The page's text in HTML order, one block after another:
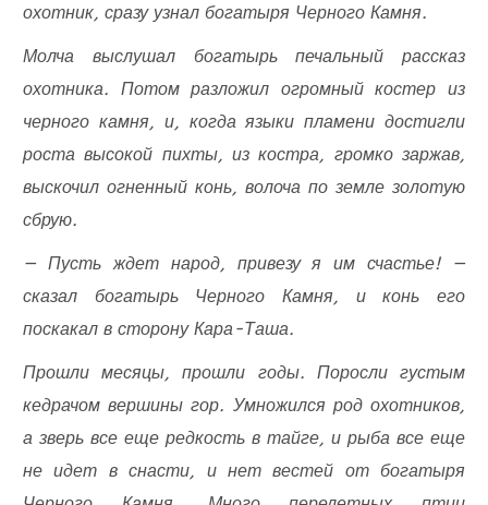
охотник, сразу узнал богатыря Черного Камня.
Молча выслушал богатырь печальный рассказ
охотника. Потом разложил огромный костер из
черного камня, и, когда языки пламени достигли
роста высокой пихты, из костра, громко заржав,
выскочил огненный конь, волоча по земле золотую
сбрую.
— Пусть ждет народ, привезу я им счастье! —
сказал богатырь Черного Камня, и конь его
поскакал в сторону Кара-Таша.
Прошли месяцы, прошли годы. Поросли густым
кедрачом вершины гор. Умножился род охотников,
а зверь все еще редкость в тайге, и рыба все еще
не идет в снасти, и нет вестей от богатыря